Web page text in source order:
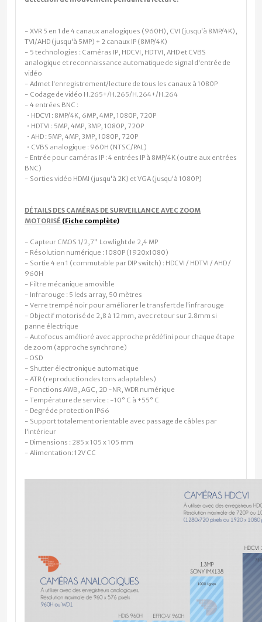
- XVR 5 en 1 de 4 canaux analogiques (960H), CVI (jusqu'à 8MP/4K),
TVI/AHD (jusqu'à 5MP) + 2 canaux IP (8MP/4K)
- 5 technologies : Caméras IP, HDCVI, HDTVI, AHD et CVBS
analogique et reconnaissance automatique de signal d'entrée de
vidéo
- Admet l'enregistrement/lecture de tous les canaux à 1080P
- Codage de vidéo H.265+/H.265/H.264+/H.264
- 4 entrées BNC :
• HDCVI : 8MP/4K, 6MP, 4MP, 1080P, 720P
• HDTVI : 5MP, 4MP, 3MP, 1080P, 720P
• AHD : 5MP, 4MP, 3MP, 1080P, 720P
• CVBS analogique : 960H (NTSC/PAL)
- Entrée pour caméras IP : 4 entrées IP à 8MP/4K (outre aux entrées
BNC)
- Sorties vidéo HDMI (jusqu'à 2K) et VGA (jusqu'à 1080P)
DÉTAILS DES CAMÉRAS DE SURVEILLANCE AVEC ZOOM
MOTORISÉ (Fiche complète)
- Capteur CMOS 1/2,7" Lowlight de 2,4 MP
- Résolution numérique : 1080P (1920x1080)
- Sortie 4 en 1 (commutable par DIP switch) : HDCVI / HDTVI / AHD /
960H
- Filtre mécanique amovible
- Infrarouge : 5 leds array, 50 mètres
- Verre trempé noir pour améliorer le transfert de l'infrarouge
- Objectif motorisé de 2,8 à 12 mm, avec retour sur 2.8mm si
panne électrique
- Autofocus amélioré avec approche prédéfini pour chaque étape
de zoom (approche synchrone)
- OSD
- Shutter électronique automatique
- ATR (reproduction des tons adaptables)
- Fonctions AWB, AGC, 2D -NR, WDR numérique
- Température de service : -10° C à +55° C
- Degré de protection IP66
- Support totalement orientable avec passage de câbles par
l'intérieur
- Dimensions : 285 x 105 x 105 mm
- Alimentation: 12V CC